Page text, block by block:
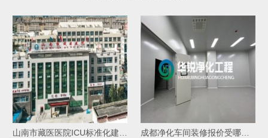
成都净化车间装修报价受哪些因素影响价格